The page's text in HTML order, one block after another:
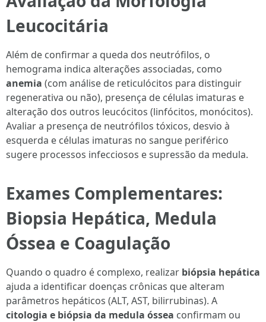
Leucocitária
Além de confirmar a queda dos neutrófilos, o
hemograma indica alterações associadas, como
anemia (com análise de reticulócitos para distinguir
regenerativa ou não), presença de células imaturas e
alteração dos outros leucócitos (linfócitos, monócitos).
Avaliar a presença de neutrófilos tóxicos, desvio à
esquerda e células imaturas no sangue periférico
sugere processos infecciosos e supressão da medula.
Exames Complementares:
Biopsia Hepática, Medula
Óssea e Coagulação
Quando o quadro é complexo, realizar biópsia hepática
ajuda a identificar doenças crônicas que alteram
parâmetros hepáticos (ALT, AST, bilirrubinas). A
citologia e biópsia da medula óssea confirmam ou